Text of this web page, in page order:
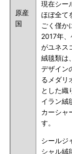
原産
国
現在シー
ほぼ全て
ごく僅か
2017年
がユネス
絨毯類は
デザイン
るメダリ
とした織
イラン絨
カーシャ
す。
シールジ
シャル絨